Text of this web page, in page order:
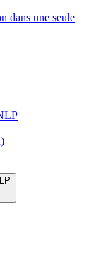
dans une seule